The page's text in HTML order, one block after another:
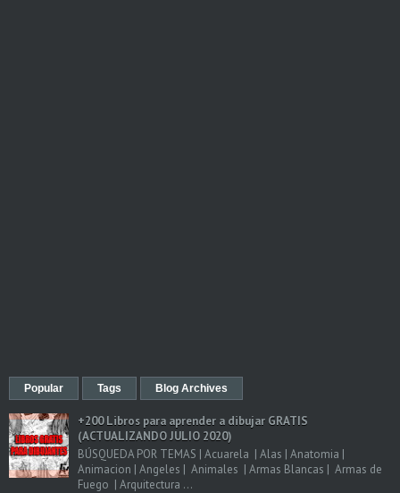
Popular Tags Blog Archives
+200 Libros para aprender a dibujar GRATIS
(ACTUALIZANDO JULIO 2020)
BÚSQUEDA POR TEMAS | Acuarela | Alas | Anatomia |
Animacion | Angeles | Animales | Armas Blancas | Armas de
Fuego | Arquitectura ...